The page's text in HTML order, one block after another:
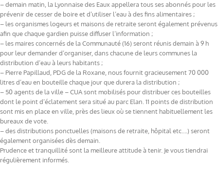
– demain matin, la Lyonnaise des Eaux appellera tous ses abonnés pour les
prévenir de cesser de boire et d’utiliser l’eau à des fins alimentaires ;
– les organismes logeurs et maisons de retraite seront également prévenus
afin que chaque gardien puisse diffuser l’information ;
– les maires concernés de la Communauté (16) seront réunis demain à 9 h
pour leur demander d’organiser, dans chacune de leurs communes la
distribution d’eau à leurs habitants ;
– Pierre Papillaud, PDG de la Roxane, nous fournit gracieusement 70 000
litres d’eau en bouteille chaque jour que durera la distribution ;
– 50 agents de la ville – CUA sont mobilisés pour distribuer ces bouteilles
dont le point d’éclatement sera situé au parc Elan. 11 points de distribution
sont mis en place en ville, près des lieux où se tiennent habituellement les
bureaux de vote.
– des distributions ponctuelles (maisons de retraite, hôpital etc….) seront
également organisées dès demain.
Prudence et tranquillité sont la meilleure attitude à tenir. Je vous tiendrai
régulièrement informés.